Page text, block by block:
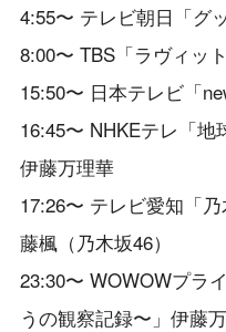
4:55〜 テレビ朝日「グ
8:00〜 TBS「ラヴィッ
15:50〜 日本テレビ「
16:45〜 NHKEテレ「地
伊藤万理華
17:26〜 テレビ愛知「
藤楓（乃木坂46）
23:30〜 WOWOWプラ
うの観察記録〜」伊藤